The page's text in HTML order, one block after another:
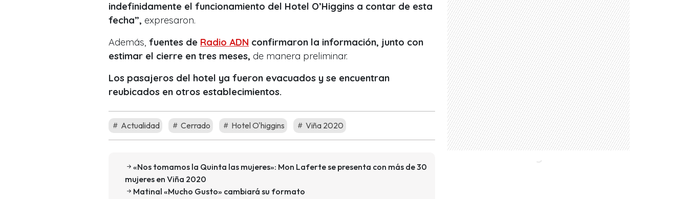
indefinidamente el funcionamiento del Hotel O’Higgins a contar de esta
fecha”, expresaron.
Además, fuentes de Radio ADN confirmaron la información, junto con
estimar el cierre en tres meses, de manera preliminar.
Los pasajeros del hotel ya fueron evacuados y se encuentran
reubicados en otros establecimientos.
Actualidad Cerrado Hotel O'higgins Viña 2020
«Nos tomamos la Quinta las mujeres»: Mon Laferte se presenta con más de 30
mujeres en Viña 2020
Matinal «Mucho Gusto» cambiará su formato